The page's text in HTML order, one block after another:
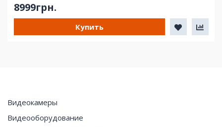
8999грн.
Купить
Видеокамеры
Видеооборудование